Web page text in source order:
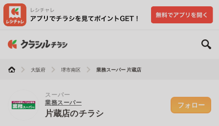
大阪府 堺市南区 業務スーパー 片蔵店
スーパー
業務スーパー
片蔵店のチラシ
フォロー